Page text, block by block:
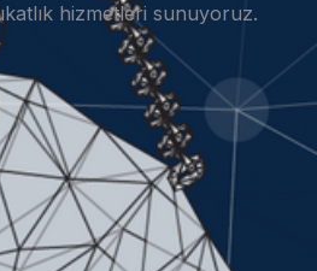
hizmetleri sunuyoruz.